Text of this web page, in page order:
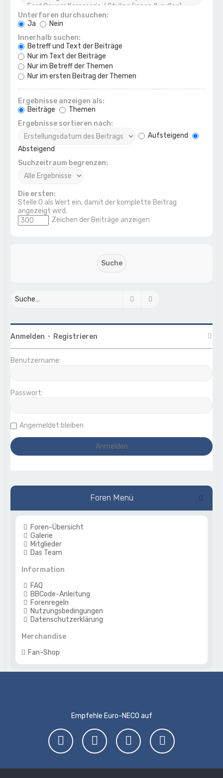
Unterforen durchsuchen:
Ja
Nein
Innerhalb suchen:
Betreff und Text der Beiträge
Nur im Text der Beiträge
Nur im Betreff der Themen
Nur im ersten Beitrag der Themen
Ergebnisse anzeigen als:
Beiträge
Themen
Ergebnisse sortieren nach:
Aufsteigend
Absteigend
Suchzeitraum begrenzen:
Die ersten:
Stelle 0 als Wert ein, damit der komplette Beitrag
angezeigt wird.
Zeichen der Beiträge anzeigen
Suche
Anmelden • Registrieren
Benutzername:
Passwort:
Angemeldet bleiben
Foren Menü
Foren-Übersicht
Galerie
Mitglieder
Das Team
Information
FAQ
BBCode-Anleitung
Forenregeln
Nutzungsbedingungen
Datenschutzerklärung
Merchandise
Fan-Shop
Empfehle Euro-NECO auf